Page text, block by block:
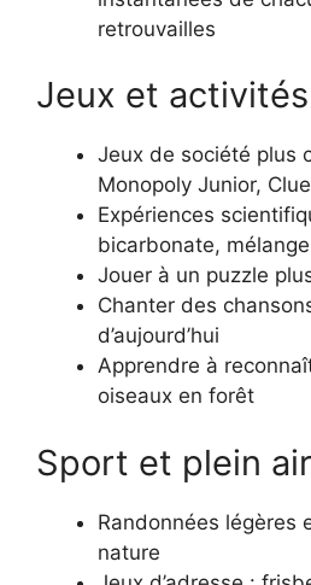
retrouvailles
Jeux et
Jeux de société plus
Monopoly Junior,
Expériences
bicarbonate,
Jouer à un puzzle
Chanter des
d’aujourd’hui
Apprendre à
oiseaux en forêt
Sport et plein air
Randonnées légères
nature